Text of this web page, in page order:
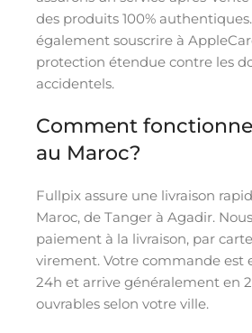
des produits 100%
également souscrire à
protection étendue contre les
accidentels.
Comment
au Maroc?
Fullpix assure une livraison
Maroc, de Tanger à Agadir.
paiement à la livraison, par
virement. Votre commande est
24h et arrive généralement en
ouvrables selon votre ville.